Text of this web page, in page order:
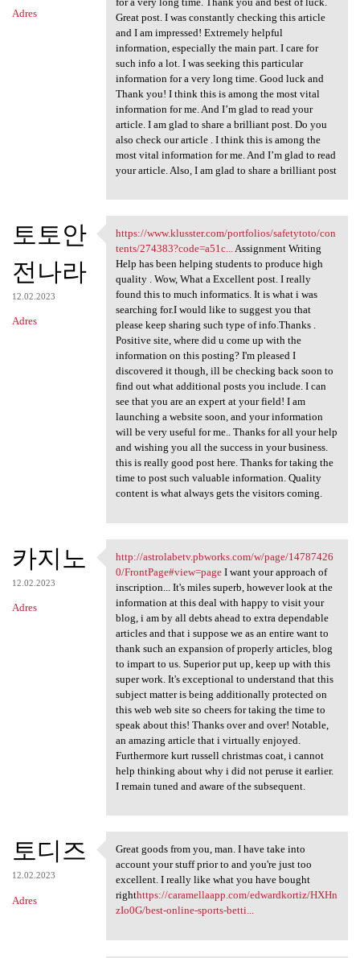
Adres
Great post. I was constantly checking this article
and I am impressed! Extremely helpful
information, especially the main part. I care for
such info a lot. I was seeking this particular
information for a very long time. Good luck and
Thank you! I think this is among the most vital
information for me. And I’m glad to read your
article. I am glad to share a brilliant post. Do you
also check our article . I think this is among the
most vital information for me. And I’m glad to read
your article. Also, I am glad to share a brilliant post
토토안
전나라
12.02.2023
Adres
https://www.klusster.com
https://www.klusster.com/portfolios/safetytoto/con
tents/274383?code=a51c...Assignment Writing
Help has been helping students to produce high
quality . Wow, What a Excellent post. I really
found this to much informatics. It is what i was
searching for.I would like to suggest you that
please keep sharing such type of info.Thanks .
Positive site, where did u come up with the
information on this posting? I'm pleased I
discovered it though, ill be checking back soon to
find out what additional posts you include. I can
see that you are an expert at your field! I am
launching a website soon, and your information
will be very useful for me.. Thanks for all your help
and wishing you all the success in your business.
this is really good post here. Thanks for taking the
time to post such valuable information. Quality
content is what always gets the visitors coming.
카지노
12.02.2023
Adres
http://astrolabetv.pbworks
http://astrolabetv.pbworks.com/w/page/14787426
0/FrontPage#view=pageI want your approach of
inscription... It's miles superb, however look at the
information at this deal with happy to visit your
blog, i am by all debts ahead to extra dependable
articles and that i suppose we as an entire want to
thank such an expansion of properly articles, blog
to impart to us. Superior put up, keep up with this
super work. It's exceptional to understand that this
subject matter is being additionally protected on
this web web site so cheers for taking the time to
speak about this! Thanks over and over! Notable,
an amazing article that i virtually enjoyed.
Furthermore kurt russell christmas coat, i cannot
help thinking about why i did not peruse it earlier.
I remain tuned and aware of the subsequent.
토디즈
12.02.2023
Adres
Great goods from you, man. I
Great goods from you, man. I have take into
account your stuff prior to and you're just too
excellent. I really like what you have bought
righthttps://caramellaapp.com/edwardkortiz/HXHn
zIo0G/best-online-sports-betti...